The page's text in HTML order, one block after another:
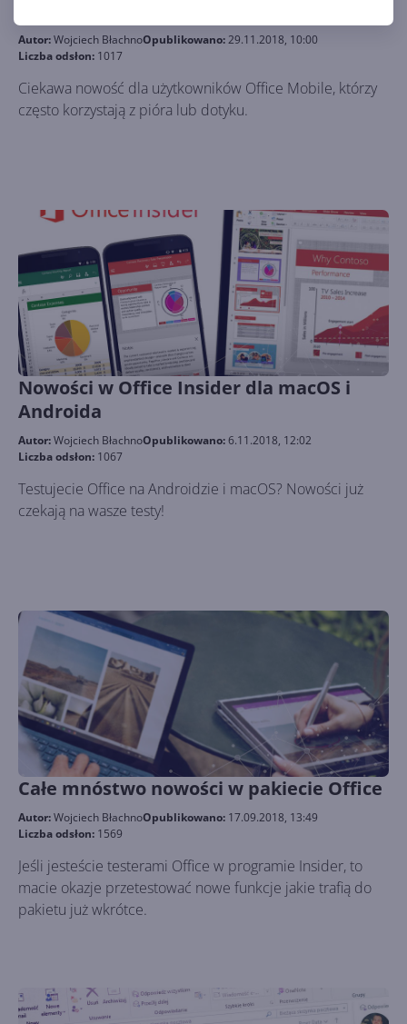
Autor:Wojciech BłachnoOpublikowano:29.11.2018, 10:00
Liczba odsłon: 1017
Ciekawa nowość dla użytkowników Office Mobile, którzy
często korzystają z pióra lub dotyku.
Nowości w Office Insider dla macOS i
Androida
Autor:Wojciech BłachnoOpublikowano:6.11.2018, 12:02
Liczba odsłon: 1067
Testujecie Office na Androidzie i macOS? Nowości już
czekają na wasze testy!
Całe mnóstwo nowości w pakiecie Office
Autor:Wojciech BłachnoOpublikowano: 17.09.2018, 13:49
Liczba odsłon: 1569
Jeśli jesteście testerami Office w programie Insider, to
macie okazje przetestować nowe funkcje jakie trafią do
pakietu już wkrótce.